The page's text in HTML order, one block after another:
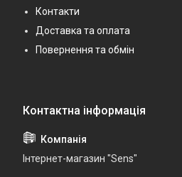
Контакти
Доставка та оплата
Повернення та обмін
Iнтернет-магазин "Sens"